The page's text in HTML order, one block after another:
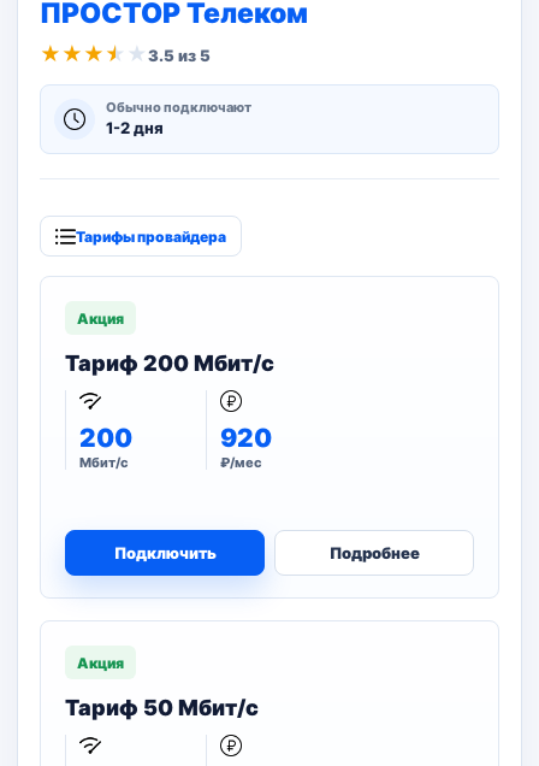
ПРОСТОР Телеком
★ ★ ★ ★ ★3.5 из 5
Обычно подключают
1-2 дня
Тарифы провайдера
Акция
Тариф 200 Мбит/с
200
Мбит/с
920
₽/мес
Подключить Подробнее
Акция
Тариф 50 Мбит/с